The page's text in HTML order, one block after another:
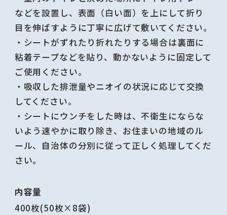
などを設置し、表面（白い面）を上にして折り
目を伸ばすように丁寧に広げて敷いてください。
・シートがずれたり折れたりする場合は裏面に
粘着テープなどを貼り、動かないように固定して
ご使用ください。
・吸収した排泄量やニオイの状況に応じて交換
してください。
・シートにウンチをした時は、不衛生にならな
いよう速やかに取り除き、お住まいの地域のル
ール、自治体の分別に従って正しく処理してくだ
さい。
内容量
400枚(50枚×8袋)